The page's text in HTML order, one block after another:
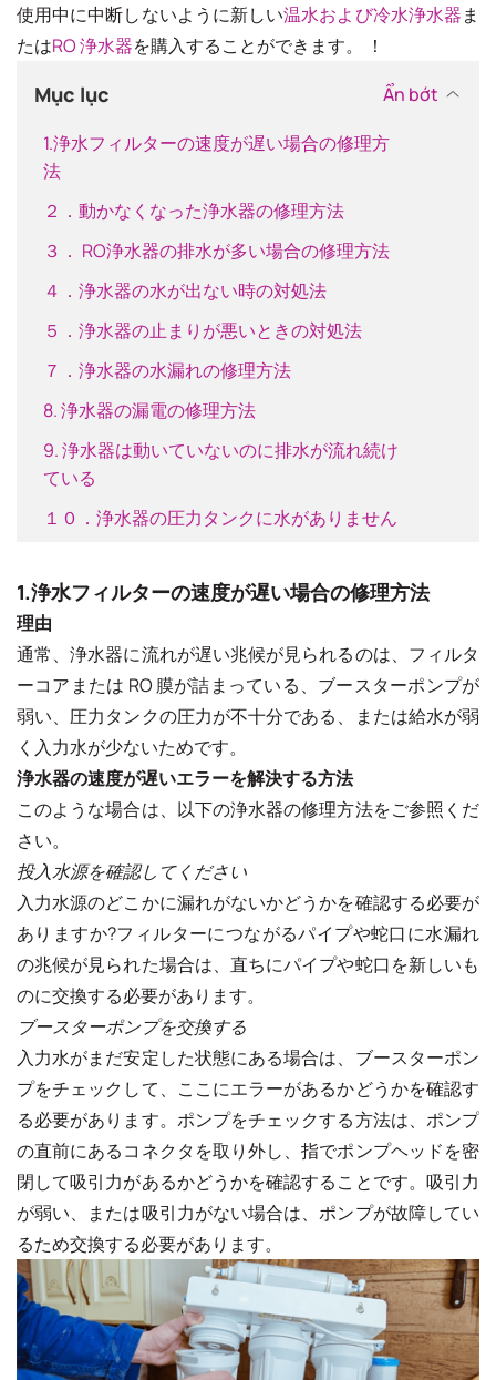
使用中に中断しないように新しい温水および冷水浄水器ま
たはRO 浄水器を購入することができます。 ！
Mục lục
Ẩn bớt
1.浄水フィルターの速度が遅い場合の修理方
法
２．動かなくなった浄水器の修理方法
３． RO浄水器の排水が多い場合の修理方法
４．浄水器の水が出ない時の対処法
５．浄水器の止まりが悪いときの対処法
７．浄水器の水漏れの修理方法
8. 浄水器の漏電の修理方法
9. 浄水器は動いていないのに排水が流れ続け
ている
１０．浄水器の圧力タンクに水がありません
1.浄水フィルターの速度が遅い場合の修理方法
理由
通常、浄水器に流れが遅い兆候が見られるのは、フィルタ
ーコアまたは RO 膜が詰まっている、ブースターポンプが
弱い、圧力タンクの圧力が不十分である、または給水が弱
く入力水が少ないためです。
浄水器の速度が遅いエラーを解決する方法
このような場合は、以下の浄水器の修理方法をご参照くだ
さい。
投入水源を確認してください
入力水源のどこかに漏れがないかどうかを確認する必要が
ありますか?フィルターにつながるパイプや蛇口に水漏れ
の兆候が見られた場合は、直ちにパイプや蛇口を新しいも
のに交換する必要があります。
ブースターポンプを交換する
入力水がまだ安定した状態にある場合は、ブースターポン
プをチェックして、ここにエラーがあるかどうかを確認す
る必要があります。ポンプをチェックする方法は、ポンプ
の直前にあるコネクタを取り外し、指でポンプヘッドを密
閉して吸引力があるかどうかを確認することです。吸引力
が弱い、または吸引力がない場合は、ポンプが故障してい
るため交換する必要があります。